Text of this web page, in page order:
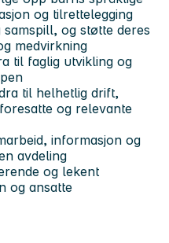
og tilrettelegging
og støtte deres
medvirkning
til faglig utvikling og
til helhetlig drift,
og relevante
informasjon og
avdeling
og lekent
og ansatte